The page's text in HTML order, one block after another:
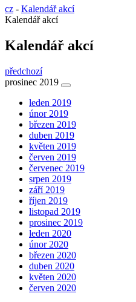
cz - Kalendář akcí
Kalendář akcí
Kalendář akcí
předchozí
prosinec 2019
leden 2019
únor 2019
březen 2019
duben 2019
květen 2019
červen 2019
červenec 2019
srpen 2019
září 2019
říjen 2019
listopad 2019
prosinec 2019
leden 2020
únor 2020
březen 2020
duben 2020
květen 2020
červen 2020